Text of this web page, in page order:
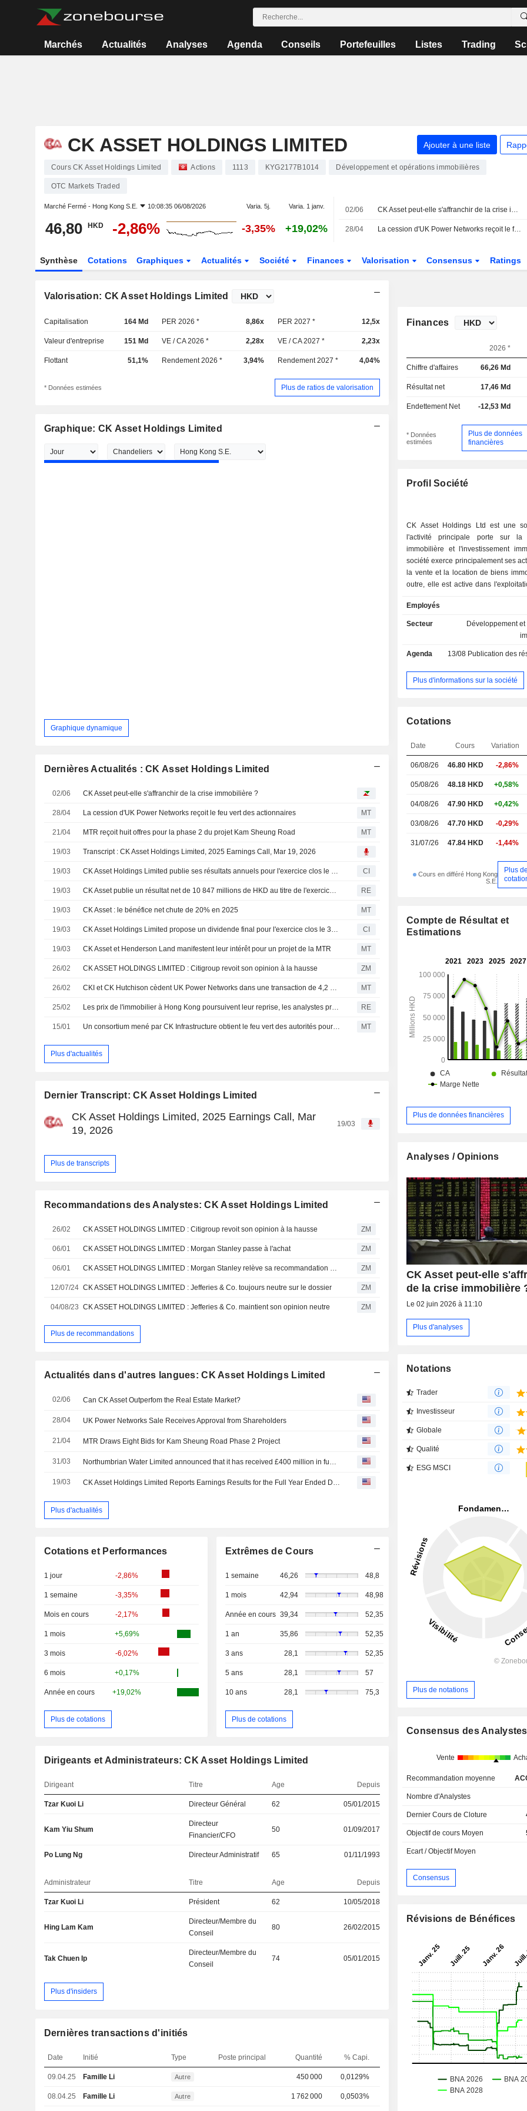
Marchés Actualités Analyses Agenda Conseils Portefeuilles Listes Trading
CK ASSET HOLDINGS LIMITED Ajouter à une liste
Cours CK Asset Holdings Limited Actions 1113 KYG2177B1014 Développement et opérations immobilières
OTC Markets Traded
Marché Fermé - Hong Kong S.E. 10:08:35 06/08/2026 Varia. 5j. Varia. 1 janv.
46,80 HKD -2,86% -3,35% +19,02%
02/06 CK Asset peut-elle s'affranchir de la crise immobilière ?
28/04 La cession d'UK Power Networks reçoit le feu vert des actionnaires
Synthèse Cotations Graphiques Actualités Société Finances Valorisation Consensus Ratings
Valorisation: CK Asset Holdings Limited
Capitalisation 164 Md PER 2026 * 8,86x PER 2027 * 12,5x
Valeur d'entreprise 151 Md VE / CA 2026 * 2,28x VE / CA 2027 * 2,23x
Flottant 51,1% Rendement 2026 * 3,94% Rendement 2027 * 4,04%
* Données estimées Plus de ratios de valorisation
Graphique: CK Asset Holdings Limited
Graphique dynamique
Dernières Actualités : CK Asset Holdings Limited
02/06 CK Asset peut-elle s'affranchir de la crise immobilière ?
28/04 La cession d'UK Power Networks reçoit le feu vert des actionnaires MT
21/04 MTR reçoit huit offres pour la phase 2 du projet Kam Sheung Road MT
19/03 Transcript : CK Asset Holdings Limited, 2025 Earnings Call, Mar 19, 2026
19/03 CK Asset Holdings Limited publie ses résultats annuels pour l'exercice clos le 31 décembre 2025 CI
19/03 CK Asset publie un résultat net de 10 847 millions de HKD au titre de l'exercice clos RE
19/03 CK Asset : le bénéfice net chute de 20% en 2025 MT
19/03 CK Asset Holdings Limited propose un dividende final pour l'exercice clos le 31 décembre 2025, payable le 11 juin 2026 CI
19/03 CK Asset et Henderson Land manifestent leur intérêt pour un projet de la MTR MT
26/02 CK ASSET HOLDINGS LIMITED : Citigroup revoit son opinion à la hausse ZM
26/02 CKI et CK Hutchison cèdent UK Power Networks dans une transaction de 4,2 milliards de livres sterling MT
25/02 Les prix de l'immobilier à Hong Kong poursuivent leur reprise, les analystes prévoient une hausse d'au moins 10 % en 2026 RE
15/01 Un consortium mené par CK Infrastructure obtient le feu vert des autorités pour la vente de UK Rails MT
Plus d'actualités
Dernier Transcript: CK Asset Holdings Limited
CK Asset Holdings Limited, 2025 Earnings Call, Mar
19, 2026
19/03
Plus de transcripts
Recommandations des Analystes: CK Asset Holdings Limited
26/02 CK ASSET HOLDINGS LIMITED : Citigroup revoit son opinion à la hausse ZM
06/01 CK ASSET HOLDINGS LIMITED : Morgan Stanley passe à l'achat ZM
06/01 ZM
12/07/24 CK ASSET HOLDINGS LIMITED : Jefferies & Co. toujours neutre sur le dossier ZM
04/08/23 CK ASSET HOLDINGS LIMITED : Jefferies & Co. maintient son opinion neutre ZM
Plus de recommandations
Actualités dans d'autres langues: CK Asset Holdings Limited
02/06 Can CK Asset Outperfom the Real Estate Market?
28/04 UK Power Networks Sale Receives Approval from Shareholders
21/04 MTR Draws Eight Bids for Kam Sheung Road Phase 2 Project
31/03 Northumbrian Water Limited announced that it has received £400 million in funding from Power Assets Holdings Limited, CK Asset Holdings Limited, CK Hutchison Holdings Limited, CK Infrastructure Holdings Limited, KKR & Co. Inc.
19/03 CK Asset Holdings Limited Reports Earnings Results for the Full Year Ended December 31, 2025
Plus d'actualités
Cotations et Performances
1 jour -2,86%
1 semaine -3,35%
Mois en cours -2,17%
1 mois +5,69%
3 mois -6,02%
6 mois +0,17%
Année en cours +19,02%
Plus de cotations
Extrêmes de Cours
1 semaine 46,26 48,8
1 mois 42,94 48,98
Année en cours 39,34 52,35
1 an 35,86 52,35
3 ans 28,1 52,35
5 ans 28,1 57
10 ans 28,1 75,3
Plus de cotations
Dirigeants et Administrateurs: CK Asset Holdings Limited
Dirigeant Titre Age Depuis
Tzar Kuoi Li Directeur Général 62 05/01/2015
Kam Yiu Shum
Directeur
Financier/CFO
50 01/09/2017
Po Lung Ng Directeur Administratif 65 01/11/1993
Administrateur Titre Age Depuis
Tzar Kuoi Li Président 62 10/05/2018
Hing Lam Kam
Directeur/Membre du
Conseil
80 26/02/2015
Tak Chuen Ip
Directeur/Membre du
Conseil
74 05/01/2015
Plus d'insiders
Dernières transactions d'initiés
Date Initié Type Poste principal Quantité % Capi.
09.04.25 Famille Li Autre 450 000 0,0129%
08.04.25 Famille Li Autre 1 762 000 0,0503%
Finances
2026 *
Chiffre d'affaires 66,26 Md
Résultat net 17,46 Md
Endettement Net -12,53 Md
* Données
estimées
Plus de données
financières
Profil Société
CK Asset Holdings Ltd est une
l'activité principale porte sur la
immobilière et l'investissement
société exerce principalement ses
la vente et la location de biens
outre, elle est active dans
que dans la gestion immobilière et
projets. La société exerce
activités dans l'exploitation
l'exploitation d'actifs liés aux services
nationaux et internationaux.
Employés
Secteur
Développement
Agenda 13/08 Publication des résultats
Plus d'informations sur la société
Cotations
Date Cours Variation
06/08/26 46.80 HKD -2,86%
05/08/26 48.18 HKD +0,58%
04/08/26 47.90 HKD +0,42%
03/08/26 47.70 HKD -0,29%
31/07/26 47.84 HKD -1,44%
Cours en différé Hong Kong
S.E.
Plus de
Compte de Résultat et
Estimations
Plus de données financières
Analyses / Opinions
CK Asset peut-elle
de la crise immobilière
Le 02 juin 2026 à 11:10
Plus d'analyses
Notations
Trader
Investisseur
Globale
Qualité
ESG MSCI
Plus de notations
Consensus des Analystes
Vente
Recommandation moyenne
Nombre d'Analystes
Dernier Cours de Cloture
Objectif de cours Moyen
Ecart / Objectif Moyen
Consensus
Révisions de Bénéfices